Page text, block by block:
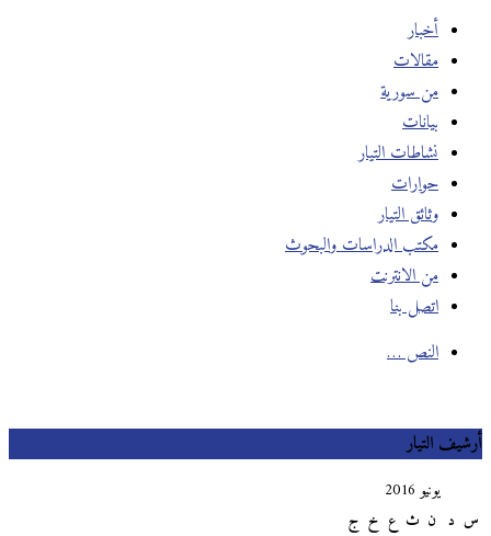
أخبار
مقالات
من سورية
بيانات
نشاطات التيار
حوارات
وثائق التيار
مكتب الدراسات والبحوث
من الانترنت
اتصل بنا
النص …
أرشيف التيار
يونيو 2016
س
ث خ ج